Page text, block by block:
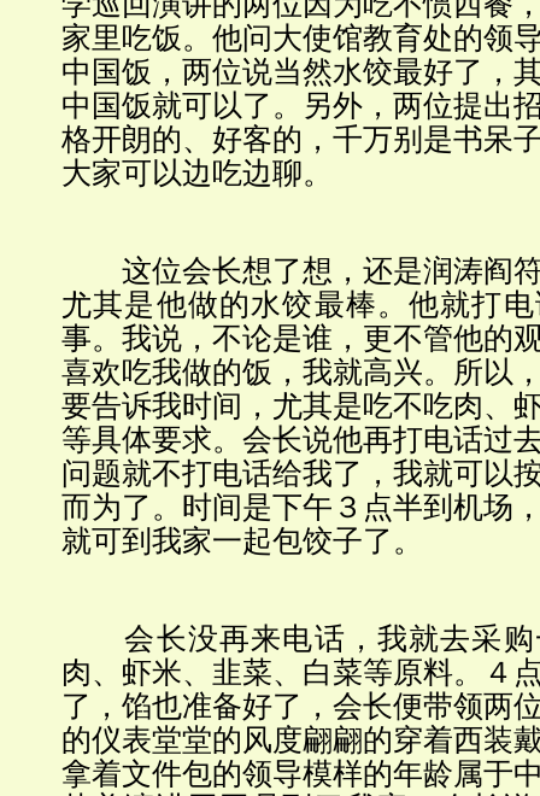
家里吃饭。他问大使馆教育处的领
中国饭， 两位说当然水饺最好了，
中国饭就可以了。另外， 两位提出
格开朗的、好客的，千万别是书呆
大家可以边吃边聊。
这位会长想了想，还是润涛阎符
尤其是他做的水饺最棒。他就打
事。我说，不论是谁，更不管他的
喜欢吃我做的饭，我就高兴。所以
要告诉我时间，尤其是吃不吃肉、
等具体要求。会长说他再打电话过
问题就不打电话给我了，我就可以
而为了。时间是下午３点半到机场
就可到我家一起包饺子了。
会长没再来电话，我就去采购
肉、虾米、韭菜、白菜等原料。４
了，馅也准备好了，会长便带领两
的仪表堂堂的风度翩翩的穿着西装
拿着文件包的领导模样的年龄属于